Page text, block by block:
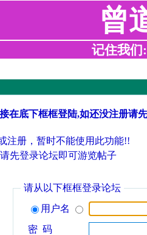
曾
记住我们
在底下框框登陆,如还没注册请
注册，暂时不能使用此功能!!
先登录论坛即可游览帖子
请从以下框框登录论坛
用户名
密 码